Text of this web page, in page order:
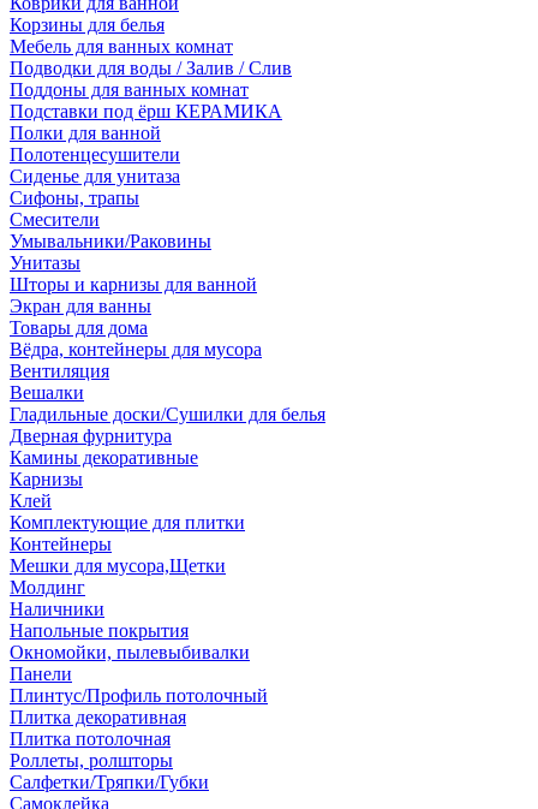
Корзины для белья
Мебель для ванных комнат
Подводки для воды / Залив / Слив
Поддоны для ванных комнат
Подставки под ёрш КЕРАМИКА
Полки для ванной
Полотенцесушители
Сиденье для унитаза
Сифоны, трапы
Смесители
Умывальники/Раковины
Унитазы
Шторы и карнизы для ванной
Экран для ванны
Товары для дома
Вёдра, контейнеры для мусора
Вентиляция
Вешалки
Гладильные доски/Сушилки для белья
Дверная фурнитура
Камины декоративные
Карнизы
Клей
Комплектующие для плитки
Контейнеры
Мешки для мусора,Щетки
Молдинг
Наличники
Напольные покрытия
Окномойки, пылевыбивалки
Панели
Плинтус/Профиль потолочный
Плитка декоративная
Плитка потолочная
Роллеты, ролшторы
Салфетки/Тряпки/Губки
Самоклейка